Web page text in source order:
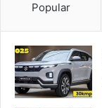
Popular